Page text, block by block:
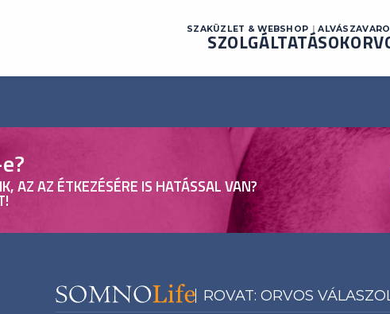
SZAKÜZLET & WEBSHOP
SZOLGÁLTATÁSOK
AZ AZ ÉTKEZÉSÉRE IS HATÁSSAL VAN?
ROVAT: ORVOS